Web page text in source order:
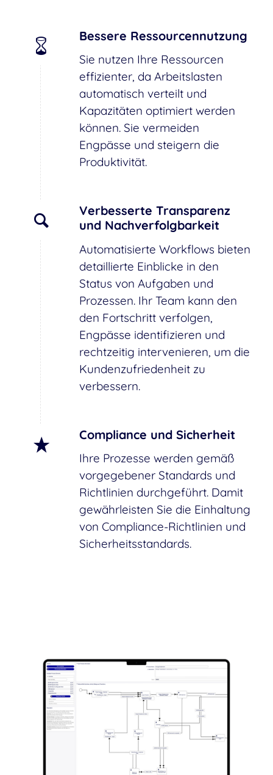
Bessere Ressourcennutzung
Sie nutzen Ihre Ressourcen
effizienter, da Arbeitslasten
automatisch verteilt und
Kapazitäten optimiert werden
können. Sie vermeiden
Engpässe und steigern die
Produktivität.
Verbesserte Transparenz
und Nachverfolgbarkeit
Automatisierte Workflows bieten
detaillierte Einblicke in den
Status von Aufgaben und
Prozessen. Ihr Team kann den
den Fortschritt verfolgen,
Engpässe identifizieren und
rechtzeitig intervenieren, um die
Kundenzufriedenheit zu
verbessern.
Compliance und Sicherheit
Ihre Prozesse werden gemäß
vorgegebener Standards und
Richtlinien durchgeführt. Damit
gewährleisten Sie die Einhaltung
von Compliance-Richtlinien und
Sicherheitsstandards.